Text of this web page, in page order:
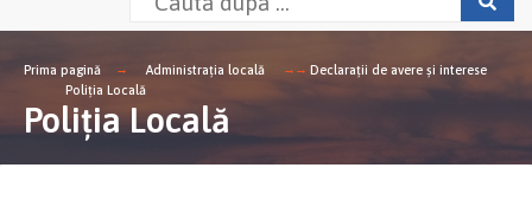
Prima pagină Administrația locală
Declarații de avere și interese
Poliția Locală
Poliția Locală